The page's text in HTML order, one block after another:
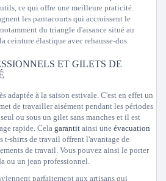
ce qui offre une meilleure praticité.
les pantacourts qui accroissent le
du triangle d'aisance situé au
ceinture élastique avec rehausse-dos.
ET GILETS DE
adaptée à la saison estivale. C'est en effet un
de travailler aisément pendant les périodes
ou sous un gilet sans manches et il est
rapide. Cela garantit ainsi une évacuation
t-shirts de travail offrent l'avantage de
de travail. Vous pouvez ainsi le porter
ou un jean professionnel.
parfaitement aux artisans qui